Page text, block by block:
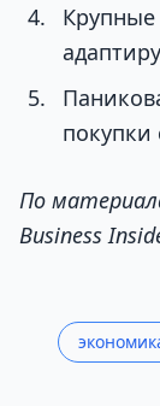
покупки
По
Business